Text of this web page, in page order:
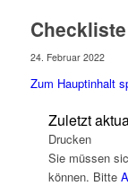
24. Februar 2022
Zum Hauptinhalt
Zuletzt
Drucken
Sie müssen
können. Bitte